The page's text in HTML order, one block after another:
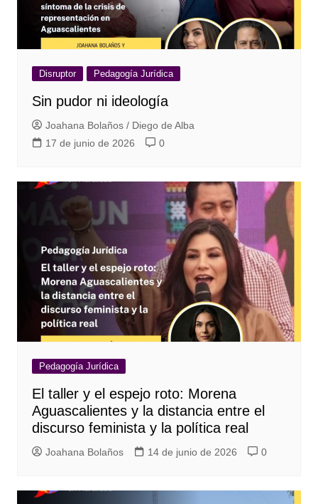
Disruptor Pedagogía Jurídica
Sin pudor ni ideología
Joahana Bolaños / Diego de Alba
17 de junio de 2026
0
Pedagogía Jurídica
El taller y el espejo roto: Morena
Aguascalientes y la distancia entre el
discurso feminista y la política real
Joahana Bolaños 14 de junio de 2026 0